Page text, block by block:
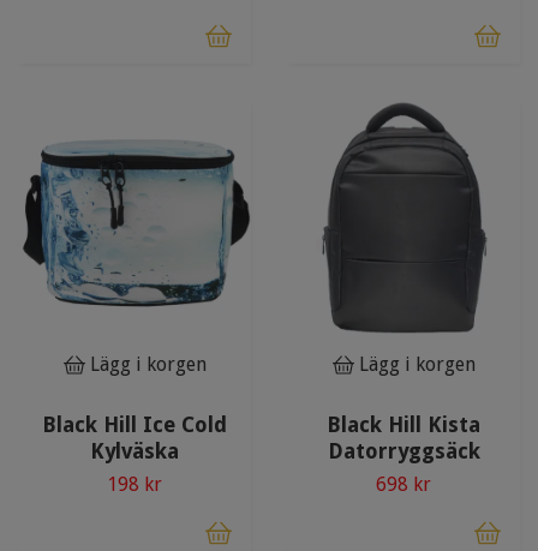
Lägg i korgen
Black Hill Ice Cold
Kylväska
198 kr
Lägg i korgen
Black Hill Kista
Datorryggsäck
698 kr